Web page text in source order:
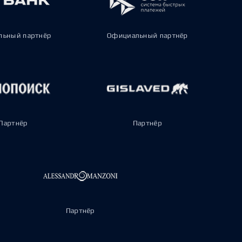
партнёр Официальный партнёр
Партнёр
Партнёр